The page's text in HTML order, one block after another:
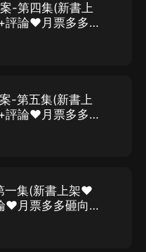
-第四集(新書上
論♥月票多多砸
-第五集(新書上
論♥月票多多砸
一集(新書上架♥
♥月票多多砸向